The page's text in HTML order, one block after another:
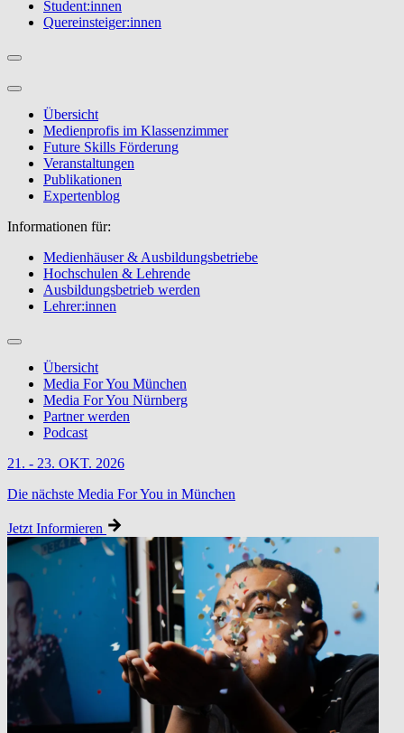
Student:innen
Quereinsteiger:innen
Übersicht
Medienprofis im Klassenzimmer
Future Skills Förderung
Veranstaltungen
Publikationen
Expertenblog
Informationen für:
Medienhäuser & Ausbildungsbetriebe
Hochschulen & Lehrende
Ausbildungsbetrieb werden
Lehrer:innen
Übersicht
Media For You München
Media For You Nürnberg
Partner werden
Podcast
21. - 23. OKT. 2026
Die nächste Media For You in München
Jetzt Informieren